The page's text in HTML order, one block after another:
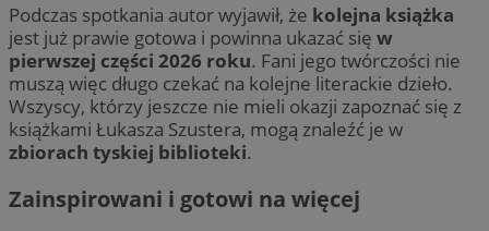
Podczas spotkania autor wyjawił, że kolejna książka
jest już prawie gotowa i powinna ukazać się w
pierwszej części 2026 roku. Fani jego twórczości nie
muszą więc długo czekać na kolejne literackie dzieło.
Wszyscy, którzy jeszcze nie mieli okazji zapoznać się z
książkami Łukasza Szustera, mogą znaleźć je w
zbiorach tyskiej biblioteki.
Zainspirowani i gotowi na więcej